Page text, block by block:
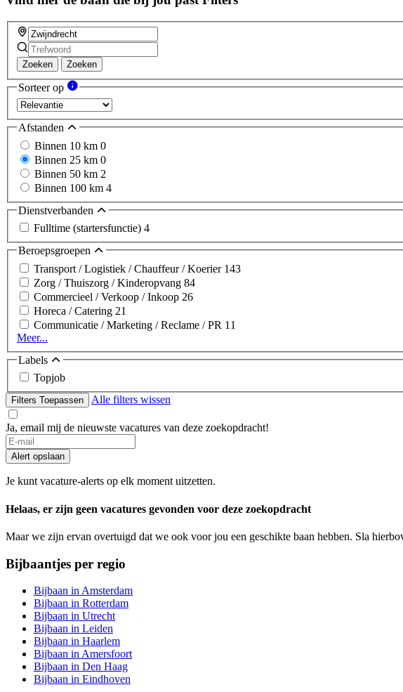
Zoeken Zoeken
Sorteer op
Afstanden
Binnen 10 km 0
Binnen 25 km 0
Binnen 50 km 2
Binnen 100 km 4
Dienstverbanden
Fulltime (startersfunctie) 4
Beroepsgroepen
Transport / Logistiek / Chauffeur / Koerier 143
Zorg / Thuiszorg / Kinderopvang 84
Commercieel / Verkoop / Inkoop 26
Horeca / Catering 21
Communicatie / Marketing / Reclame / PR 11
Meer...
Labels
Topjob
Filters Toepassen Alle filters wissen
Ja, email mij de nieuwste vacatures van deze zoekopdracht!
If
you
are
a
ignore
this
Alert opslaan
Je kunt vacature-alerts op elk moment uitzetten.
Helaas, er zijn geen vacatures gevonden voor deze zoekopdracht
Maar we zijn ervan overtuigd dat we ook voor jou een geschikte baan hebben. Sla
Bijbaantjes per regio
Bijbaan in Amsterdam
Bijbaan in Rotterdam
Bijbaan in Utrecht
Bijbaan in Leiden
Bijbaan in Haarlem
Bijbaan in Amersfoort
Bijbaan in Den Haag
Bijbaan in Eindhoven